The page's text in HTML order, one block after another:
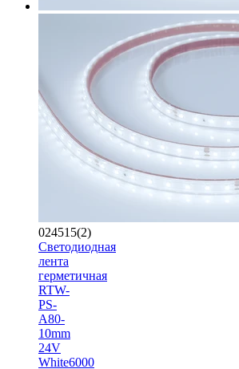
024515(2)
Светодиодная
лента
герметичная
RTW-
PS-
A80-
10mm
24V
White6000